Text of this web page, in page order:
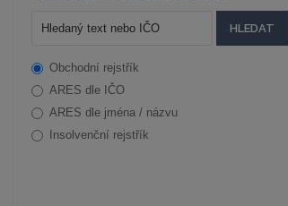
Obchodní rejstřík
ARES dle IČO
ARES dle jména / názvu
Insolvenční rejstřík